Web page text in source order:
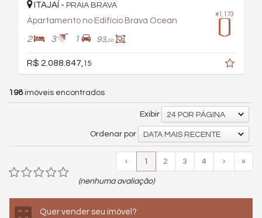
#1.173
ITAJAÍ - PRAIA BRAVA
Apartamento no Edifício Brava Ocean
2 3 1 93,00
R$ 2.088.847, 15
198imóveis encontrados
Exibir 24 POR PÁGINA
Ordenar por DATA MAIS RECENTE
‹ 1 2 3 4 › »
(nenhuma avaliação)
Quer vender seu imóvel?